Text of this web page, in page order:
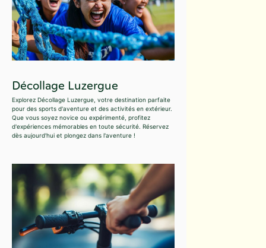
Décollage Luzergue
Explorez Décollage Luzergue, votre destination parfaite
pour des sports d'aventure et des activités en extérieur.
Que vous soyez novice ou expérimenté, profitez
d'expériences mémorables en toute sécurité. Réservez
dès aujourd'hui et plongez dans l'aventure !